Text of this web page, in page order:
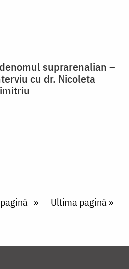
suprarenalian –
cu dr. Nicoleta
Last page
Ultima pagină »